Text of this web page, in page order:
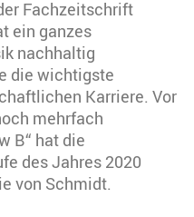
Fachzeitschrift
ein ganzes
nachhaltig
die wichtigste
Karriere. Vor
mehrfach
B“ hat die
des Jahres 2020
von Schmidt.